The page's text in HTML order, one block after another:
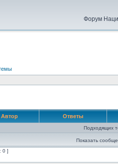
Форум
Автор Ответы
Подходящих
Показать
0 ]